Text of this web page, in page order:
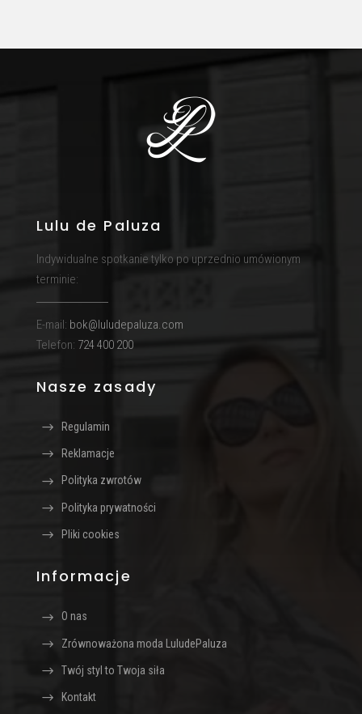
Lulu de Paluza
Indywidualne spotkanie tylko po uprzednio umówionym
terminie:
E-mail: bok@luludepaluza.com
Telefon: 724 400 200
Nasze zasady
Regulamin
Reklamacje
Polityka zwrotów
Polityka prywatności
Pliki cookies
Informacje
O nas
Zrównoważona moda LuludePaluza
Twój styl to Twoja siła
Kontakt